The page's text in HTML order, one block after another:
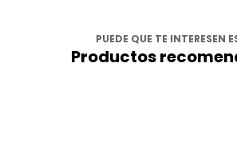
PUEDE QUE TE INTERESEN
Productos